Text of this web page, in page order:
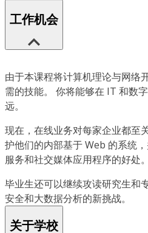
工作机会
由于本课程将计算机理论与网络
需的技能。 你将能够在 IT 和数
远。
现在，在线业务对每家企业都至
护他们的内部基于 Web 的系统，
服务和社交媒体应用程序的好处。
毕业生还可以继续攻读研究生和
安全和大数据分析的新挑战。
关于学校